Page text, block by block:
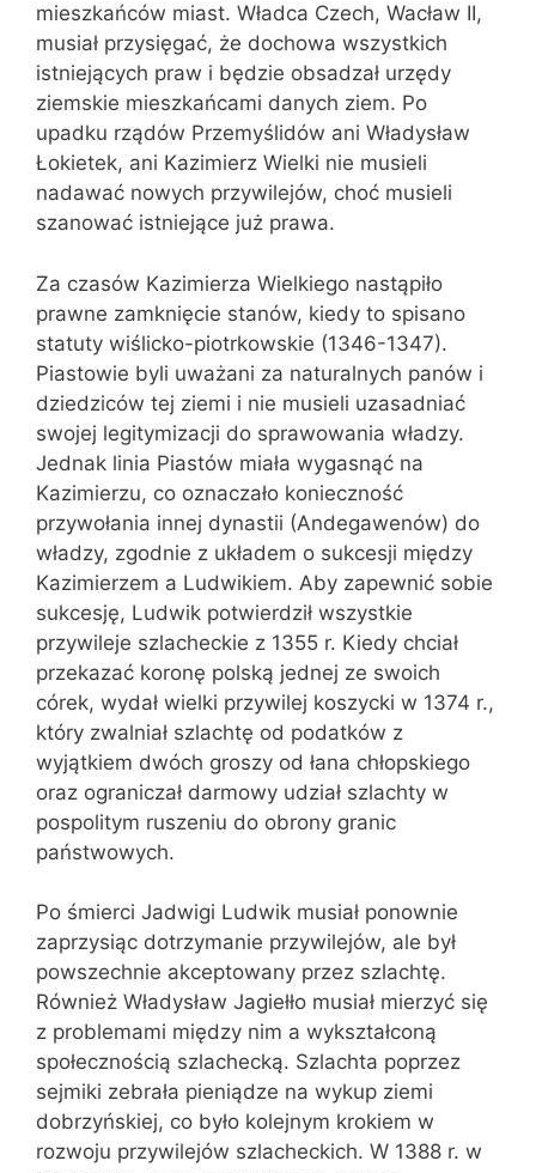
mieszkańców miast. Władca Czech, Wacław II,
musiał przysięgać, że dochowa wszystkich
istniejących praw i będzie obsadzał urzędy
ziemskie mieszkańcami danych ziem. Po
upadku rządów Przemyślidów ani Władysław
Łokietek, ani Kazimierz Wielki nie musieli
nadawać nowych przywilejów, choć musieli
szanować istniejące już prawa.
Za czasów Kazimierza Wielkiego nastąpiło
prawne zamknięcie stanów, kiedy to spisano
statuty wiślicko-piotrkowskie (1346-1347).
Piastowie byli uważani za naturalnych panów i
dziedziców tej ziemi i nie musieli uzasadniać
swojej legitymizacji do sprawowania władzy.
Jednak linia Piastów miała wygasnąć na
Kazimierzu, co oznaczało konieczność
przywołania innej dynastii (Andegawenów) do
władzy, zgodnie z układem o sukcesji między
Kazimierzem a Ludwikiem. Aby zapewnić sobie
sukcesję, Ludwik potwierdził wszystkie
przywileje szlacheckie z 1355 r. Kiedy chciał
przekazać koronę polską jednej ze swoich
córek, wydał wielki przywilej koszycki w 1374 r.,
który zwalniał szlachtę od podatków z
wyjątkiem dwóch groszy od łana chłopskiego
oraz ograniczał darmowy udział szlachty w
pospolitym ruszeniu do obrony granic
państwowych.
Po śmierci Jadwigi Ludwik musiał ponownie
zaprzysiąc dotrzymanie przywilejów, ale był
powszechnie akceptowany przez szlachtę.
Również Władysław Jagiełło musiał mierzyć się
z problemami między nim a wykształconą
społecznością szlachecką. Szlachta poprzez
sejmiki zebrała pieniądze na wykup ziemi
dobrzyńskiej, co było kolejnym krokiem w
rozwoju przywilejów szlacheckich. W 1388 r. w